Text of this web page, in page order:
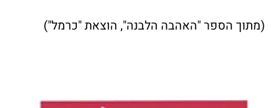
(מתוך הספר "האהבה הלבנה", הוצאת "כרמל")